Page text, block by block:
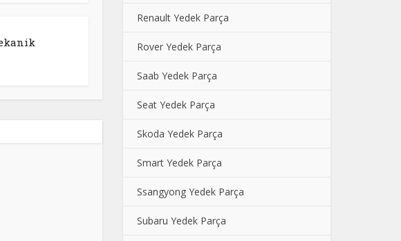
Renault Yedek Parça
Rover Yedek Parça
Saab Yedek Parça
Seat Yedek Parça
Skoda Yedek Parça
Smart Yedek Parça
Ssangyong Yedek Parça
Subaru Yedek Parça